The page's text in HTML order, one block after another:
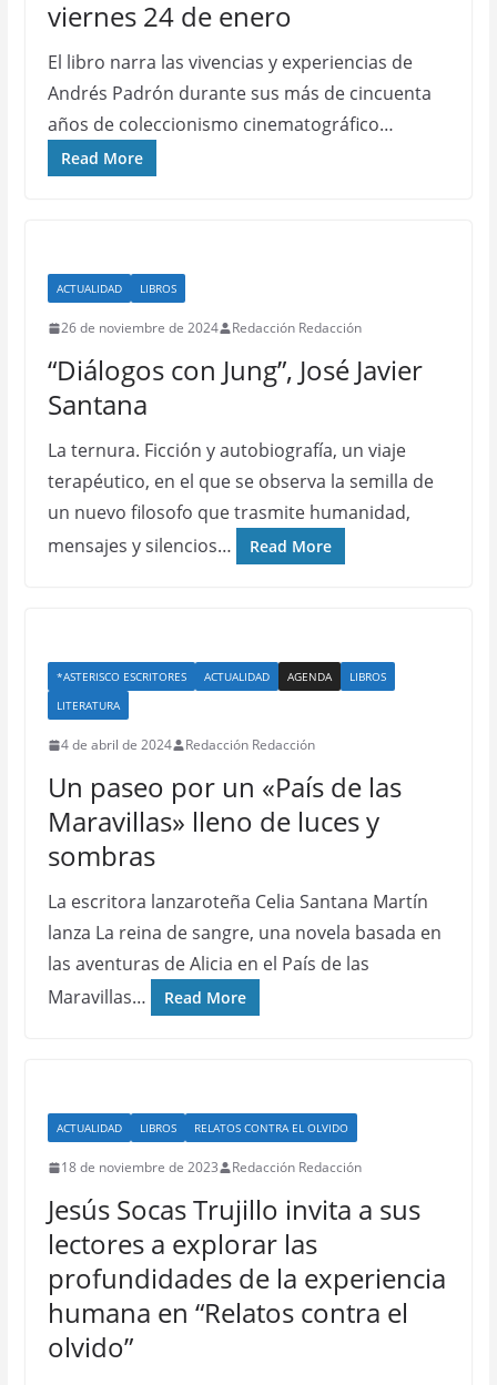
viernes 24 de enero
El libro narra las vivencias y experiencias de
Andrés Padrón durante sus más de cincuenta
años de coleccionismo cinematográfico…
Read More
ACTUALIDAD LIBROS
26 de noviembre de 2024 Redacción Redacción
“Diálogos con Jung”, José Javier
Santana
La ternura. Ficción y autobiografía, un viaje
terapéutico, en el que se observa la semilla de
un nuevo filosofo que trasmite humanidad,
mensajes y silencios…
Read More
*ASTERISCO ESCRITORES ACTUALIDAD AGENDA
LIBROS
LITERATURA
4 de abril de 2024 Redacción Redacción
Un paseo por un «País de las
Maravillas» lleno de luces y
sombras
La escritora lanzaroteña Celia Santana Martín
lanza La reina de sangre, una novela basada en
las aventuras de Alicia en el País de las
Maravillas…
Read More
ACTUALIDAD LIBROS RELATOS CONTRA EL OLVIDO
18 de noviembre de 2023 Redacción Redacción
Jesús Socas Trujillo invita a sus
lectores a explorar las
profundidades de la experiencia
humana en “Relatos contra el
olvido”